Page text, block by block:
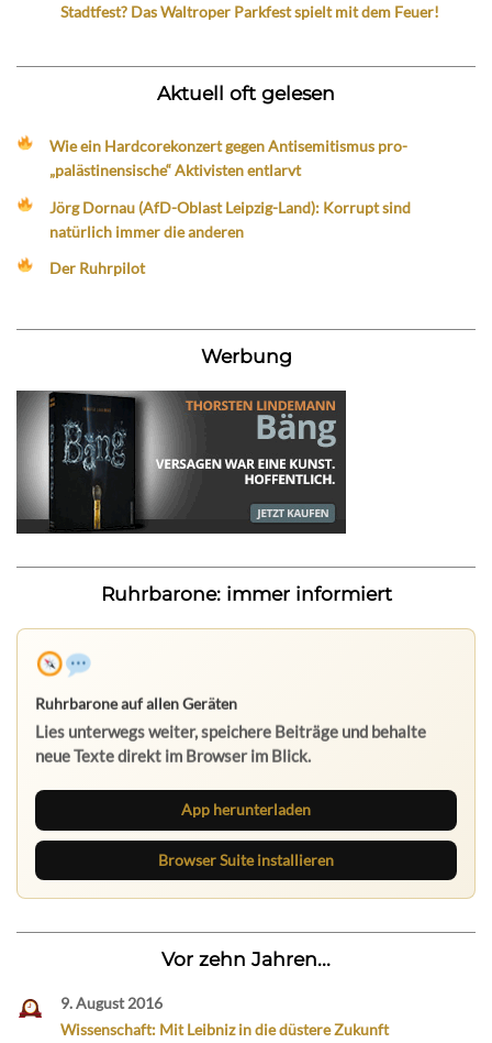
Stadtfest? Das Waltroper Parkfest spielt mit dem Feuer!
Aktuell oft gelesen
Wie ein Hardcorekonzert gegen Antisemitismus pro-
„palästinensische“ Aktivisten entlarvt
Jörg Dornau (AfD-Oblast Leipzig-Land): Korrupt sind
natürlich immer die anderen
Der Ruhrpilot
Werbung
Ruhrbarone: immer informiert
App herunterladen
Browser Suite installieren
Vor zehn Jahren...
9. August 2016
Wissenschaft: Mit Leibniz in die düstere Zukunft